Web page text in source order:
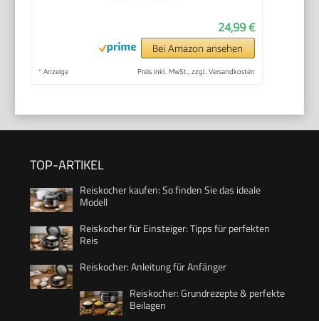
24,99 €
Bei Amazon ansehen
* Anzeige Preis inkl. MwSt., zzgl. Versandkosten
TOP-ARTIKEL
Reiskocher kaufen: So finden Sie das ideale
Modell
Reiskocher für Einsteiger: Tipps für perfekten
Reis
Reiskocher: Anleitung für Anfänger
Reiskocher: Grundrezepte & perfekte
Beilagen